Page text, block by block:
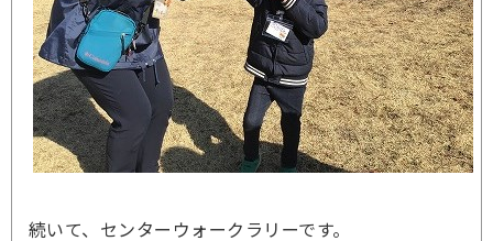
続いて、センターウォークラリーです。